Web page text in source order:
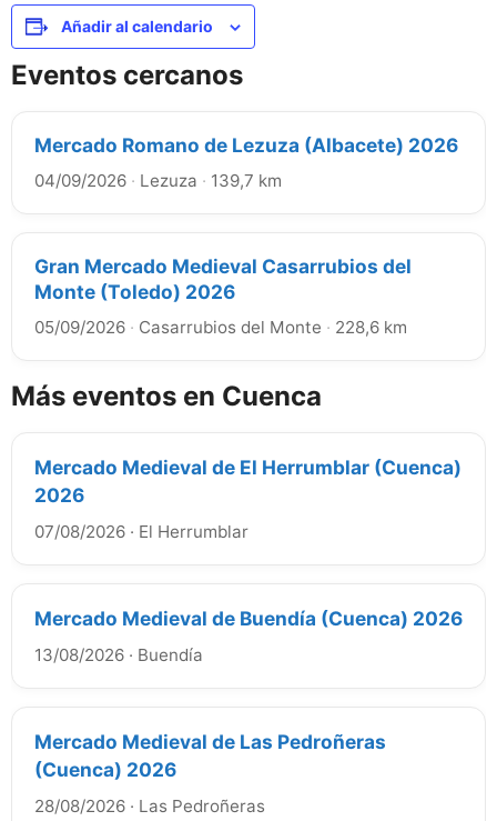
Añadir al calendario
Eventos cercanos
Mercado Romano de Lezuza (Albacete) 2026
04/09/2026 · Lezuza · 139,7 km
Gran Mercado Medieval Casarrubios del
Monte (Toledo) 2026
05/09/2026 · Casarrubios del Monte · 228,6 km
Más eventos en Cuenca
Mercado Medieval de El Herrumblar (Cuenca)
2026
07/08/2026 · El Herrumblar
Mercado Medieval de Buendía (Cuenca) 2026
13/08/2026 · Buendía
Mercado Medieval de Las Pedroñeras
(Cuenca) 2026
28/08/2026 · Las Pedroñeras